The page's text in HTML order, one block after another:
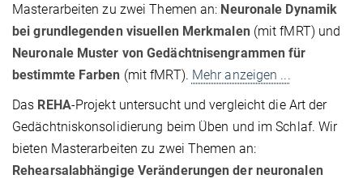
Masterarbeiten zu zwei Themen an: Neuronale Dynamik
bei grundlegenden visuellen Merkmalen (mit fMRT) und
Neuronale Muster von Gedächtnisengrammen für
bestimmte Farben (mit fMRT). Mehr anzeigen ...
Das REHA-Projekt untersucht und vergleicht die Art der
Gedächtniskonsolidierung beim Üben und im Schlaf. Wir
bieten Masterarbeiten zu zwei Themen an:
Rehearsalabhängige Veränderungen der neuronalen